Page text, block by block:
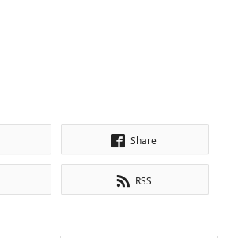
Share
RSS